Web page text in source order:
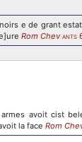
e de grant
Rom Chev ANTS
avoit cist
la face Rom